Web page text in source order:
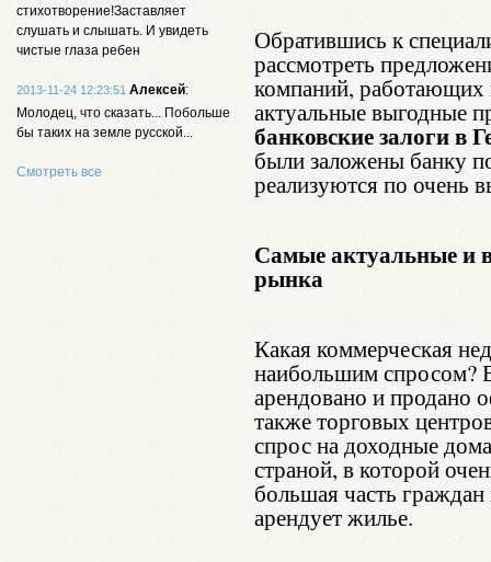
стихотворение!Заставляет
слушать и слышать. И увидеть
чистые глаза ребен
2013-11-24 12:23:51 Алексей:
Молодец, что сказать... Побольше
бы таких на земле русской...
Смотреть все
Обратившись к
рассмотреть
компаний,
актуальные выгодные
банковские залоги в
были заложены банку
реализуются по очень
Самые актуальные и
рынка
Какая коммерческая
наибольшим спросом?
арендовано и продано
также торговых
спрос на доходные
страной, в которой
большая часть
арендует жилье.